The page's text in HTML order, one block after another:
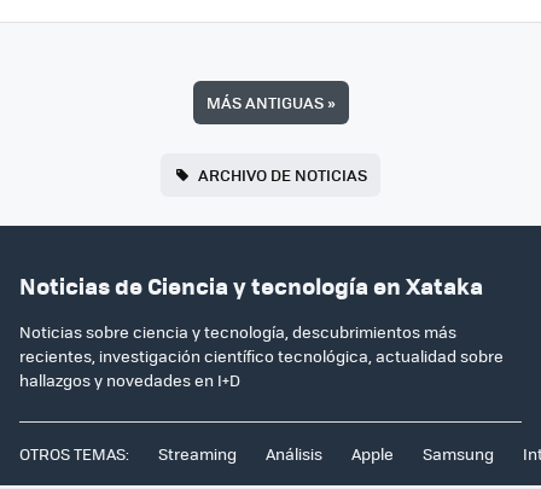
MÁS ANTIGUAS»
ARCHIVO DE NOTICIAS
Noticias de Ciencia y tecnología en Xataka
Noticias sobre ciencia y tecnología, descubrimientos más
recientes, investigación científico tecnológica, actualidad sobre
hallazgos y novedades en I+D
OTROS TEMAS: Streaming Análisis Apple Samsung